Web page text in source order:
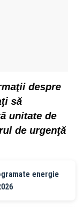
despre
să
unitate de
de urgenţă
energie